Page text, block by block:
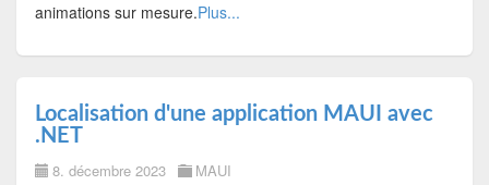
animations sur mesure.Plus...
Localisation d'une application MAUI avec
.NET
8. décembre 2023 MAUI